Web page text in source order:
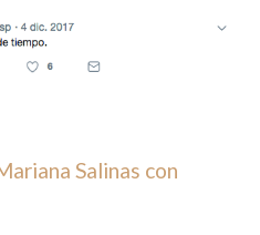
Salinas con